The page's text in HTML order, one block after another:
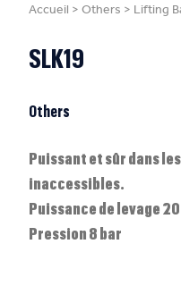
Accueil > Others > Lifting
SLK19
Others
Puissant et sûr dans
inaccessibles.
Puissance de levage
Pression 8 bar